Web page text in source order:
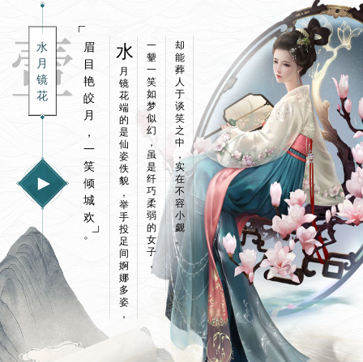
_《大话
西游2》
水
月
镜
花
眉
目
艳
皎
月
，
一
笑
倾
城
欢
。
水
月
镜
花
端
的
是
仙
姿
佚
貌
，
举
手
投
足
间
婀
娜
多
姿
，
一
颦
一
笑
如
梦
似
幻
，
虽
是
纤
巧
柔
弱
的
女
子
，
却
能
葬
人
于
谈
笑
之
中
，
实
在
不
容
小
觑
。